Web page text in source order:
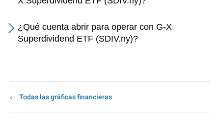
¿Qué cuenta abrir para operar con G-X
Superdividend ETF (SDIV.ny)?
Todas las gráficas financieras